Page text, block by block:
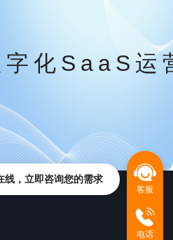
字化SaaS运
客服
电话
线，立即咨询您的需求